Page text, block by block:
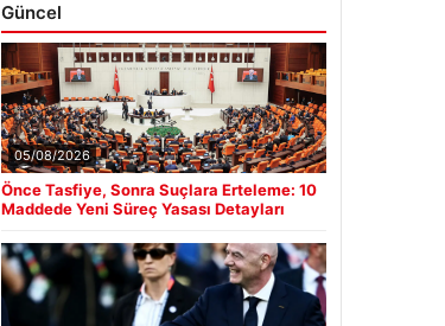
Güncel
05/08/2026
Önce Tasfiye, Sonra Suçlara Erteleme: 10
Maddede Yeni Süreç Yasası Detayları